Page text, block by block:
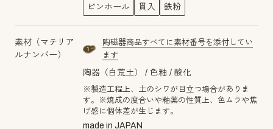
ピンホール 貫入 鉄粉
素材（マテリア
ルナンバー）
material number1a
陶磁器商品すべてに素材番号を添付してい
ます
陶器（白荒土） 色釉 酸化
※製造工程上、土のシワが目立つ場合がありま
す。※焼成の度合いや釉薬の性質上、色ムラや焦
げ感に個体差が生じます。
made in JAPAN